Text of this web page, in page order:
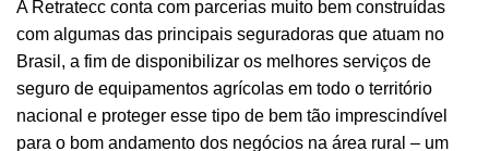
A Retratecc conta com parcerias muito bem construídas
com algumas das principais seguradoras que atuam no
Brasil, a fim de disponibilizar os melhores serviços de
seguro de equipamentos agrícolas em todo o território
nacional e proteger esse tipo de bem tão imprescindível
para o bom andamento dos negócios na área rural – um